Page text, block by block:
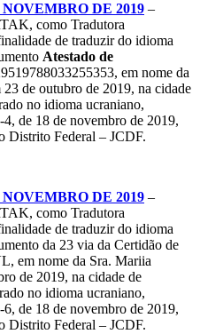
DE 2019 –
como Tradutora
de traduzir do idioma
Atestado de
em nome da
de outubro de 2019, na cidade
no idioma ucraniano,
de 18 de novembro de 2019,
Distrito Federal – JCDF.
DE 2019 –
como Tradutora
de traduzir do idioma
da 23 via da Certidão de
em nome da Sra. Mariia
de 2019, na cidade de
no idioma ucraniano,
de 18 de novembro de 2019,
Distrito Federal – JCDF.